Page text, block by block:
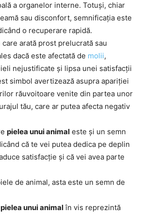
a organelor interne. Totuși, chiar
sau disconfort, semnificația este
o recuperare rapidă.
care arată prost prelucrată sau
dacă este afectată de molii,
nejustificate și lipsa unei satisfacții
simbol avertizează asupra apariției
răuvoitoare venite din partea unor
tău, care ar putea afecta negativ
pielea unui animal este și un semn
că te vei putea dedica pe deplin
satisfacție și că vei avea parte
de animal, asta este un semn de
pielea unui animalîn vis reprezintă